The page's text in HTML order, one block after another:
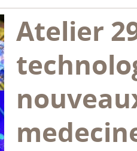
Atelier